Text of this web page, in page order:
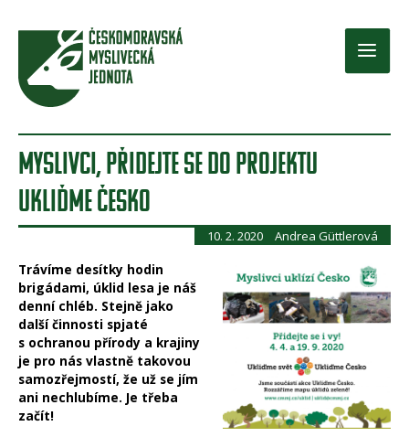
Main
MYSLIVCI, PŘIDEJTE SE DO PROJEKTU
UKLIĎME ČESKO
10. 2. 2020 Andrea Güttlerová
Trávíme desítky hodin
brigádami, úklid lesa je náš
denní chléb. Stejně jako
další činnosti spjaté
s ochranou přírody a krajiny
je pro nás vlastně takovou
samozřejmostí, že už se jím
ani nechlubíme. Je třeba
začít!